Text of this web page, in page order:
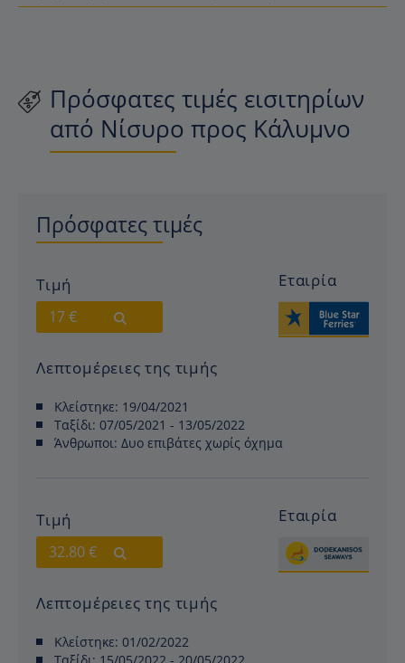
Πρόσφατες τιμές εισιτηρίων
από Νίσυρο προς Κάλυμνο
Πρόσφατες τιμές
Τιμή
17 €
Εταιρία
Λεπτομέρειες της τιμής
Κλείστηκε: 19/04/2021
Ταξίδι: 07/05/2021 - 13/05/2022
Άνθρωποι: Δυο επιβάτες χωρίς όχημα
Τιμή
32.80 €
Εταιρία
Λεπτομέρειες της τιμής
Κλείστηκε: 01/02/2022